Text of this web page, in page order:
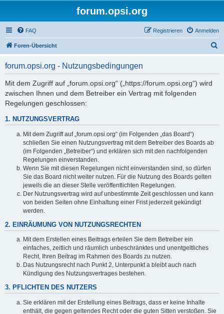
forum.opsi.org
FAQ Anmelden
Registrieren
Foren-Übersicht
forum.opsi.org - Nutzungsbedingungen
Mit dem Zugriff auf „forum.opsi.org“ („https://forum.opsi.org“) wird
zwischen Ihnen und dem Betreiber ein Vertrag mit folgenden
Regelungen geschlossen:
1. NUTZUNGSVERTRAG
Mit dem Zugriff auf „forum.opsi.org“ (im Folgenden „das Board“)
schließen Sie einen Nutzungsvertrag mit dem Betreiber des Boards ab
(im Folgenden „Betreiber“) und erklären sich mit den nachfolgenden
Regelungen einverstanden.
Wenn Sie mit diesen Regelungen nicht einverstanden sind, so dürfen
Sie das Board nicht weiter nutzen. Für die Nutzung des Boards gelten
jeweils die an dieser Stelle veröffentlichten Regelungen.
Der Nutzungsvertrag wird auf unbestimmte Zeit geschlossen und kann
von beiden Seiten ohne Einhaltung einer Frist jederzeit gekündigt
werden.
2. EINRÄUMUNG VON NUTZUNGSRECHTEN
Mit dem Erstellen eines Beitrags erteilen Sie dem Betreiber ein
einfaches, zeitlich und räumlich unbeschränktes und unentgeltliches
Recht, Ihren Beitrag im Rahmen des Boards zu nutzen.
Das Nutzungsrecht nach Punkt 2, Unterpunkt a bleibt auch nach
Kündigung des Nutzungsvertrages bestehen.
3. PFLICHTEN DES NUTZERS
Sie erklären mit der Erstellung eines Beitrags, dass er keine Inhalte
enthält, die gegen geltendes Recht oder die guten Sitten verstoßen. Sie